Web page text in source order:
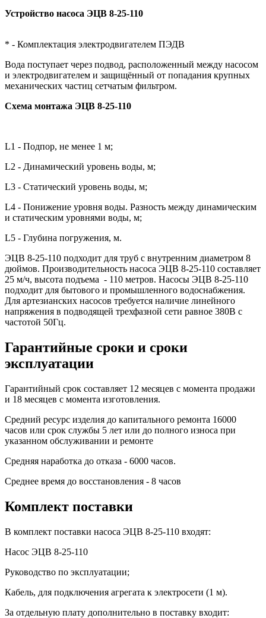
Устройство насоса ЭЦВ 8-25-110
* - Комплектация электродвигателем ПЭДВ
Вода поступает через подвод, расположенный между насосом
и электродвигателем и защищённый от попадания крупных
механических частиц сетчатым фильтром.
Схема монтажа ЭЦВ 8-25-110
L1 - Подпор, не менее 1 м;
L2 - Динамический уровень воды, м;
L3 - Статический уровень воды, м;
L4 - Понижение уровня воды. Разность между динамическим
и статическим уровнями воды, м;
L5 - Глубина погружения, м.
ЭЦВ 8-25-110 подходит для труб с внутренним диаметром 8
дюймов. Производительность насоса ЭЦВ 8-25-110 составляет
25 м/ч, высота подъема - 110 метров. Насосы ЭЦВ 8-25-110
подходит для бытового и промышленного водоснабжения.
Для артезианских насосов требуется наличие линейного
напряжения в подводящей трехфазной сети равное 380В с
частотой 50Гц.
Гарантийные сроки и сроки
эксплуатации
Гарантийный срок составляет 12 месяцев с момента продажи
и 18 месяцев с момента изготовления.
Средний ресурс изделия до капитального ремонта 16000
часов или срок службы 5 лет или до полного износа при
указанном обслуживании и ремонте
Средняя наработка до отказа - 6000 часов.
Среднее время до восстановления - 8 часов
Комплект поставки
В комплект поставки насоса ЭЦВ 8-25-110 входят:
Насос ЭЦВ 8-25-110
Руководство по эксплуатации;
Кабель, для подключения агрегата к электросети (1 м).
За отдельную плату дополнительно в поставку входит: